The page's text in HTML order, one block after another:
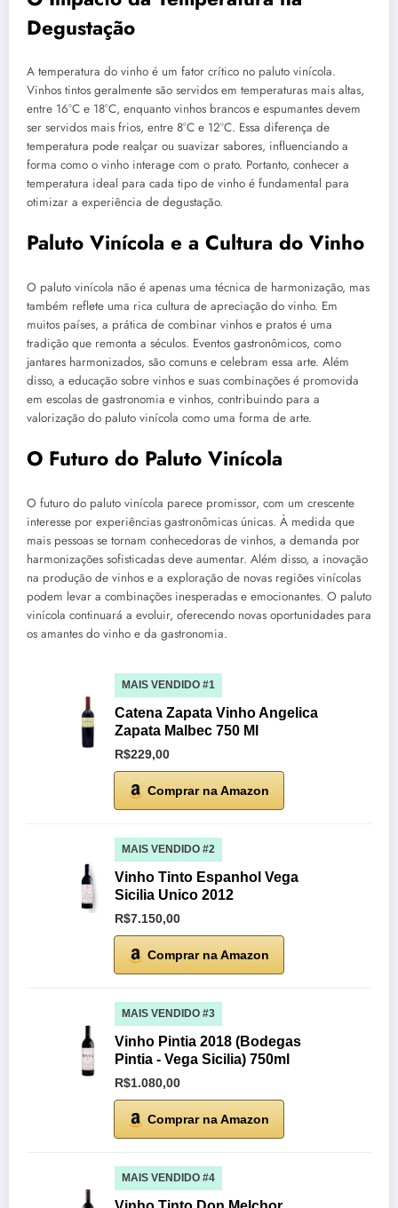
Degustação
A temperatura do vinho é um fator crítico no paluto vinícola.
Vinhos tintos geralmente são servidos em temperaturas mais altas,
entre 16°C e 18°C, enquanto vinhos brancos e espumantes devem
ser servidos mais frios, entre 8°C e 12°C. Essa diferença de
temperatura pode realçar ou suavizar sabores, influenciando a
forma como o vinho interage com o prato. Portanto, conhecer a
temperatura ideal para cada tipo de vinho é fundamental para
otimizar a experiência de degustação.
Paluto Vinícola e a Cultura do Vinho
O paluto vinícola não é apenas uma técnica de harmonização, mas
também reflete uma rica cultura de apreciação do vinho. Em
muitos países, a prática de combinar vinhos e pratos é uma
tradição que remonta a séculos. Eventos gastronômicos, como
jantares harmonizados, são comuns e celebram essa arte. Além
disso, a educação sobre vinhos e suas combinações é promovida
em escolas de gastronomia e vinhos, contribuindo para a
valorização do paluto vinícola como uma forma de arte.
O Futuro do Paluto Vinícola
O futuro do paluto vinícola parece promissor, com um crescente
interesse por experiências gastronômicas únicas. À medida que
mais pessoas se tornam conhecedoras de vinhos, a demanda por
harmonizações sofisticadas deve aumentar. Além disso, a inovação
na produção de vinhos e a exploração de novas regiões vinícolas
podem levar a combinações inesperadas e emocionantes. O paluto
vinícola continuará a evoluir, oferecendo novas oportunidades para
os amantes do vinho e da gastronomia.
MAIS VENDIDO #1
Catena Zapata Vinho Angelica
Zapata Malbec 750 Ml
R$229,00
Comprar na Amazon
MAIS VENDIDO #2
Vinho Tinto Espanhol Vega
Sicilia Unico 2012
R$7.150,00
Comprar na Amazon
MAIS VENDIDO #3
Vinho Pintia 2018 (Bodegas
Pintia - Vega Sicilia) 750ml
R$1.080,00
Comprar na Amazon
MAIS VENDIDO #4